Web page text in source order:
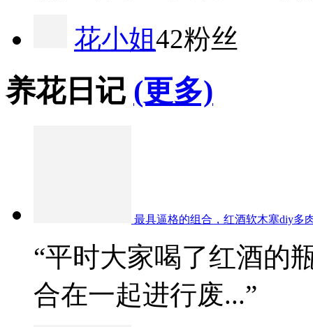
花小姐42粉丝
养花日记 (更多)
最具逼格的组合，红酒软木塞diy多
“平时大家喝了红酒的
合在一起进行废...”